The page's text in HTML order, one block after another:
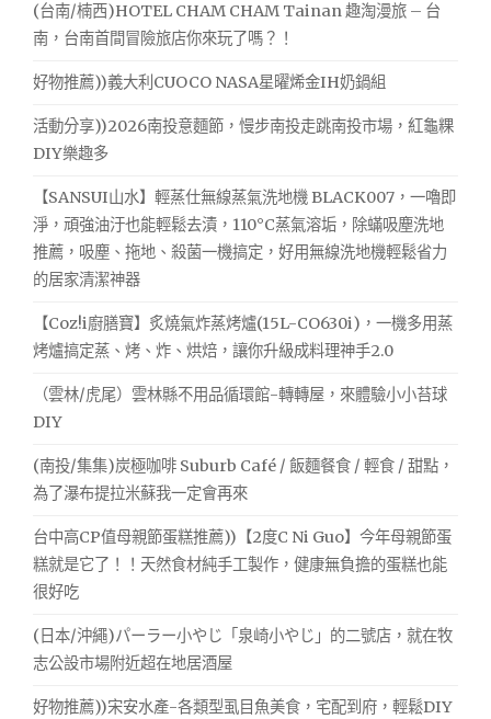
(台南/楠西)HOTEL CHAM CHAM Tainan 趣淘漫旅 – 台
南，台南首間冒險旅店你來玩了嗎？！
好物推薦))義大利CUOCO NASA星曜烯金IH奶鍋組
活動分享))2026南投意麵節，慢步南投走跳南投市場，紅龜粿
DIY樂趣多
【SANSUI山水】輕蒸仕無線蒸氣洗地機 BLACK007，一嚕即
淨，頑強油汙也能輕鬆去漬，110°C蒸氣溶垢，除蟎吸塵洗地
推薦，吸塵、拖地、殺菌一機搞定，好用無線洗地機輕鬆省力
的居家清潔神器
【Coz!i廚膳寶】炙燒氣炸蒸烤爐(15L-CO630i)，一機多用蒸
烤爐搞定蒸、烤、炸、烘焙，讓你升級成料理神手2.0
（雲林/虎尾）雲林縣不用品循環館-轉轉屋，來體驗小小苔球
DIY
(南投/集集)炭極咖啡 Suburb Café / 飯麵餐食 / 輕食 / 甜點，
為了瀑布提拉米蘇我一定會再來
台中高CP值母親節蛋糕推薦))【2度C Ni Guo】今年母親節蛋
糕就是它了！！天然食材純手工製作，健康無負擔的蛋糕也能
很好吃
(日本/沖繩)パーラー小やじ「泉崎小やじ」的二號店，就在牧
志公設市場附近超在地居酒屋
好物推薦))宋安水產-各類型虱目魚美食，宅配到府，輕鬆DIY